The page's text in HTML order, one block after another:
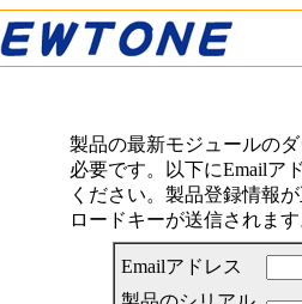
製品の最新モジュールの
必要です。以下にEmailア
ください。製品登録情報
ロードキーが送信されま
Emailアドレス